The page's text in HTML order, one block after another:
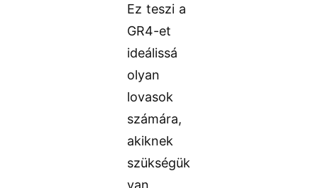
Ez teszi a
GR4-et
ideálissá
olyan
lovasok
számára,
akiknek
szükségük
van